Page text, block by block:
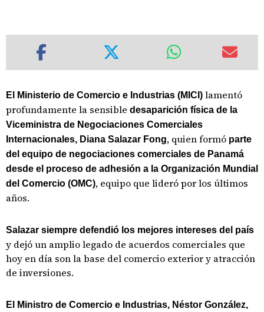
El Ministerio de Comercio e Industrias (MICI) lamentó
profundamente la sensible desaparición física de la
Viceministra de Negociaciones Comerciales
Internacionales, Diana Salazar Fong, quien formó parte
del equipo de negociaciones comerciales de Panamá
desde el proceso de adhesión a la Organización Mundial
del Comercio (OMC), equipo que lideró por los últimos
años.
Salazar siempre defendió los mejores intereses del país
y dejó un amplio legado de acuerdos comerciales que
hoy en día son la base del comercio exterior y atracción
de inversiones.
El Ministro de Comercio e Industrias, Néstor González,